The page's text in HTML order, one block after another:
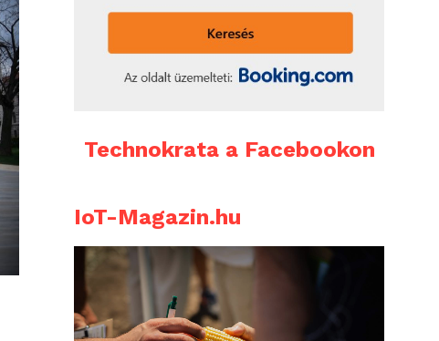
Technokrata a Facebookon
IoT-Magazin.hu